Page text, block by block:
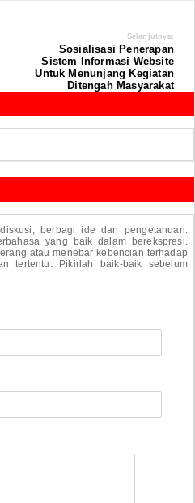
Selanjutnya:
Sosialisasi Penerapan
Sistem Informasi Website
Untuk Menunjang Kegiatan
Ditengah Masyarakat
berbagi ide dan pengetahuan.
yang baik dalam berekspresi.
atau menebar kebencian terhadap
tertentu. Pikirlah baik-baik sebelum